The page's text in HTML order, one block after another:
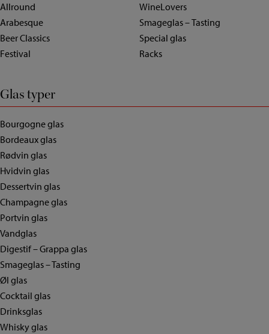
Allround
Arabesque
Beer Classics
Festival
WineLovers
Smageglas – Tasting
Special glas
Racks
Glas typer
Bourgogne glas
Bordeaux glas
Rødvin glas
Hvidvin glas
Dessertvin glas
Champagne glas
Portvin glas
Vandglas
Digestif – Grappa glas
Smageglas – Tasting
Øl glas
Cocktail glas
Drinksglas
Whisky glas